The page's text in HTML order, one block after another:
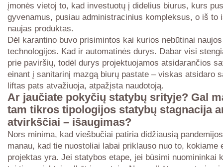
įmonės vietoj to, kad investuotų į didelius biurus, kurs
gyvenamus, pusiau administracinius kompleksus, o iš to
naujas produktas.
Dėl karantino buvo prisimintos kai kurios nebūtinai naujos
technologijos. Kad ir automatinės durys. Dabar visi
prie paviršių, todėl durys projektuojamos atsidarančios
einant į sanitarinį mazgą biurų pastate – viskas atsidaro
liftas pats atvažiuoja, atpažįsta naudotoją.
Ar jaučiate pokyčių statybų srityje? Gal
tam tikros tipologijos statybų stagnacija
atvirkščiai – išaugimas?
Nors minima, kad viešbučiai patiria didžiausią
manau, kad tie nuostoliai labai priklauso nuo to, kokiame
projektas yra. Jei statybos etape, jei būsimi nuomininkai